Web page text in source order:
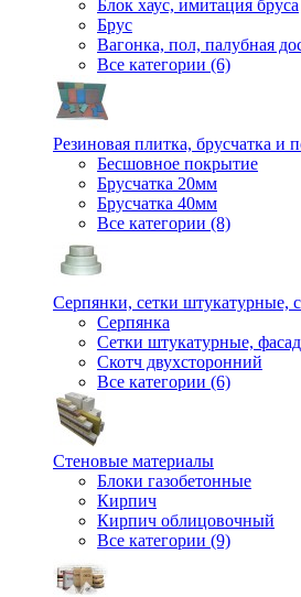
Блок хаус, имитация бруса
Брус
Вагонка, пол, палубная
Все категории (6)
Резиновая плитка, брусчатка и
Бесшовное покрытие
Брусчатка 20мм
Брусчатка 40мм
Все категории (8)
Серпянки, сетки штукатурные,
Серпянка
Сетки штукатурные,
Скотч двухсторонний
Все категории (6)
Стеновые материалы
Блоки газобетонные
Кирпич
Кирпич облицовочный
Все категории (9)